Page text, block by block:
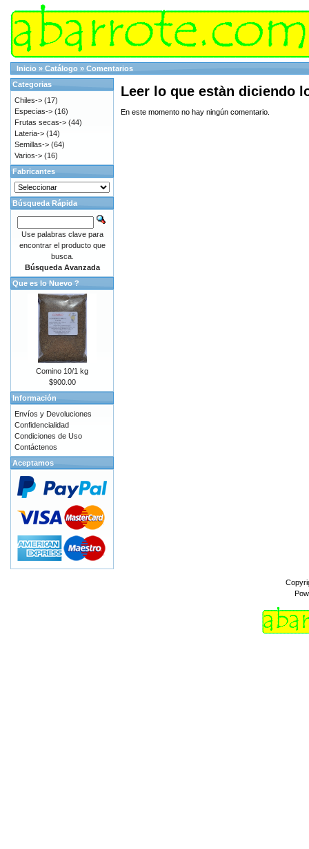
Inicio » Catálogo » Comentarios
Leer lo que estàn diciendo
En este momento no hay ningún comentario.
Categorias
Chiles-> (17)
Especias-> (16)
Frutas secas-> (44)
Lateria-> (14)
Semillas-> (64)
Varios-> (16)
Fabricantes
Búsqueda Rápida
Use palabras clave para
encontrar el producto que
busca.
Búsqueda Avanzada
Que es lo Nuevo ?
Comino 10/1 kg
$900.00
Información
Envíos y Devoluciones
Confidencialidad
Condiciones de Uso
Contáctenos
Aceptamos